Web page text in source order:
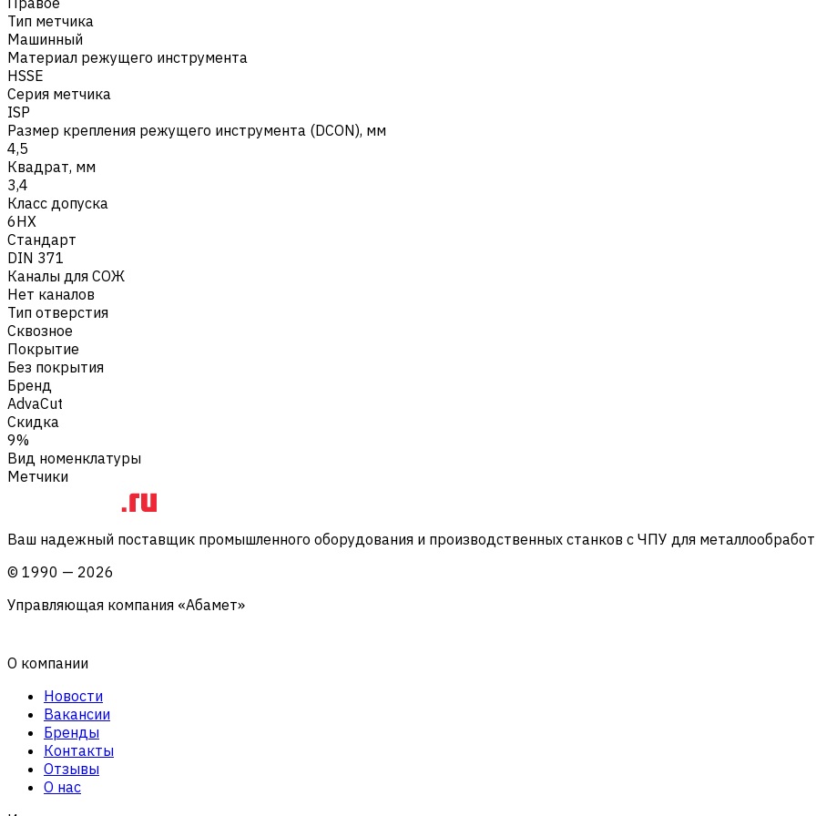
Тип метчика
Машинный
Материал режущего инструмента
HSSE
Серия метчика
ISP
Размер крепления режущего инструмента (DCON), мм
4,5
Квадрат, мм
3,4
Класс допуска
6HX
Стандарт
DIN 371
Каналы для СОЖ
Нет каналов
Тип отверстия
Сквозное
Покрытие
Без покрытия
Бренд
AdvaCut
Скидка
9%
Вид номенклатуры
Метчики
Ваш надежный поставщик промышленного оборудования и производственных станков с ЧПУ для
© 1990 — 2026
Управляющая компания «Абамет»
О компании
Новости
Вакансии
Бренды
Контакты
Отзывы
О нас